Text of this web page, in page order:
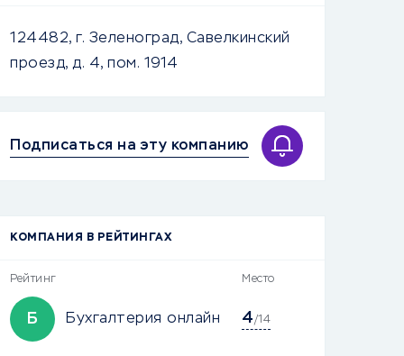
124482, г. Зеленоград, Савелкинский
проезд, д. 4, пом. 1914
Подписаться на эту компанию
КОМПАНИЯ В РЕЙТИНГАХ
Рейтинг Место
Б Бухгалтерия онлайн 4/14